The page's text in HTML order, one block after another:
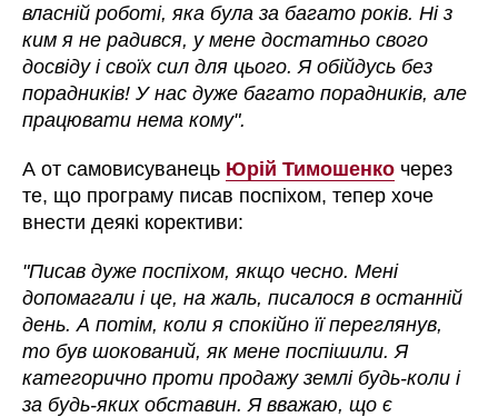
власній роботі, яка була за багато років. Ні з
ким я не радився, у мене достатньо свого
досвіду і своїх сил для цього. Я обійдусь без
порадників! У нас дуже багато порадників, але
працювати нема кому".
А от самовисуванець Юрій Тимошенко через
те, що програму писав поспіхом, тепер хоче
внести деякі корективи:
"Писав дуже поспіхом, якщо чесно. Мені
допомагали і це, на жаль, писалося в останній
день. А потім, коли я спокійно її переглянув,
то був шокований, як мене поспішили. Я
категорично проти продажу землі будь-коли і
за будь-яких обставин. Я вважаю, що є